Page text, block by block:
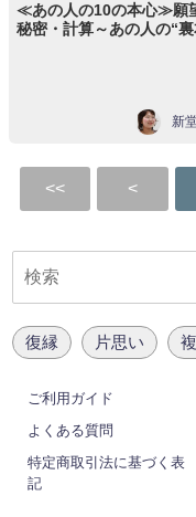
≪あの人の10の本心≫願
秘密・計算～あの人の“裏
新
復縁 片思い
ご利用ガイド
よくある質問
特定商取引法に基づく表
記